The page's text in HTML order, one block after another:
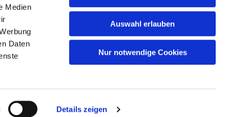
Medien
Daten
Details zeigen
Auswahl erlauben
Nur notwendige Cookies